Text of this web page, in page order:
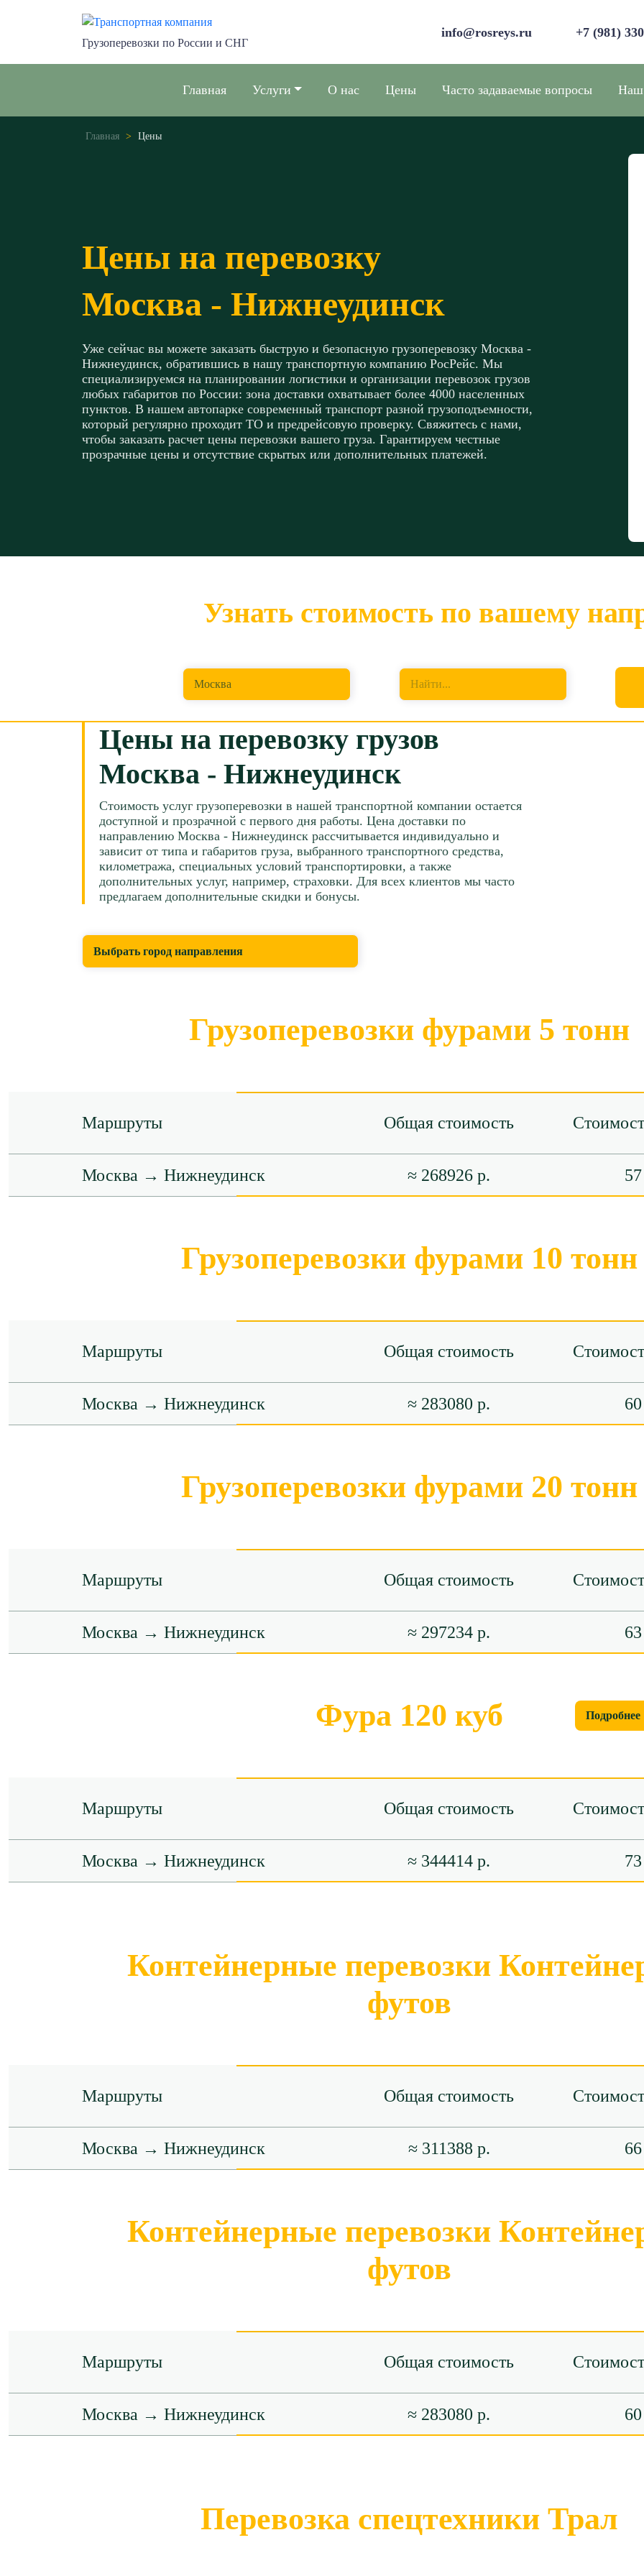
Грузоперевозки по России и СНГ
info@rosreys.ru +7 (981)
Главная Услуги О нас Цены Часто задаваемые вопросы Наш
Главная > Цены
Цены на перевозку
Москва - Нижнеудинск
Уже сейчас вы можете заказать быструю и безопасную грузоперевозку Москва -
Нижнеудинск, обратившись в нашу транспортную компанию РосРейс. Мы
специализируемся на планировании логистики и организации перевозок грузов
любых габаритов по России: зона доставки охватывает более 4000 населенных
пунктов. В нашем автопарке современный транспорт разной грузоподъемности,
который регулярно проходит ТО и предрейсовую проверку. Свяжитесь с нами,
чтобы заказать расчет цены перевозки вашего груза. Гарантируем честные
прозрачные цены и отсутствие скрытых или дополнительных платежей.
Узнать стоимость по вашему
Москва Найти...
Цены на перевозку грузов
Москва - Нижнеудинск
Стоимость услуг грузоперевозки в нашей транспортной компании остается
доступной и прозрачной с первого дня работы. Цена доставки по
направлению Москва - Нижнеудинск рассчитывается индивидуально и
зависит от типа и габаритов груза, выбранного транспортного средства,
километража, специальных условий транспортировки, а также
дополнительных услуг, например, страховки. Для всех клиентов мы часто
предлагаем дополнительные скидки и бонусы.
Выбрать город направления
Грузоперевозки фурами 5 тонн
Маршруты Общая стоимость
Москва → Нижнеудинск ≈ 268926 р.
Грузоперевозки фурами 10 тонн
Маршруты Общая стоимость
Москва → Нижнеудинск ≈ 283080 р.
Грузоперевозки фурами 20 тонн
Маршруты Общая стоимость
Москва → Нижнеудинск ≈ 297234 р.
Фура 120 куб Подробнее
Маршруты Общая стоимость
Москва → Нижнеудинск ≈ 344414 р.
Контейнерные перевозки
футов
Маршруты Общая стоимость
Москва → Нижнеудинск ≈ 311388 р.
Контейнерные перевозки
футов
Маршруты Общая стоимость
Москва → Нижнеудинск ≈ 283080 р.
Перевозка спецтехники Трал